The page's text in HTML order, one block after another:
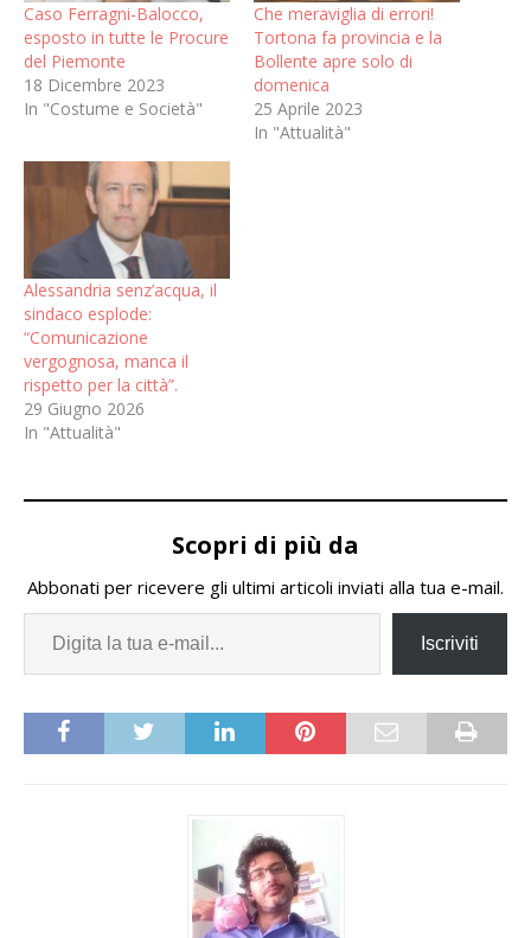
Caso Ferragni-Balocco,
esposto in tutte le Procure
del Piemonte
18 Dicembre 2023
In "Costume e Società"
Che meraviglia di errori!
Tortona fa provincia e la
Bollente apre solo di
domenica
25 Aprile 2023
In "Attualità"
Alessandria senz’acqua, il
sindaco esplode:
“Comunicazione
vergognosa, manca il
rispetto per la città”.
29 Giugno 2026
In "Attualità"
Scopri di più da
Abbonati per ricevere gli ultimi articoli inviati alla tua e-mail.
Iscriviti